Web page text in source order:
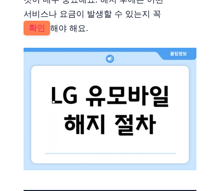
서비스나 요금이 발생할 수 있는지 꼭
확인 해야 해요.